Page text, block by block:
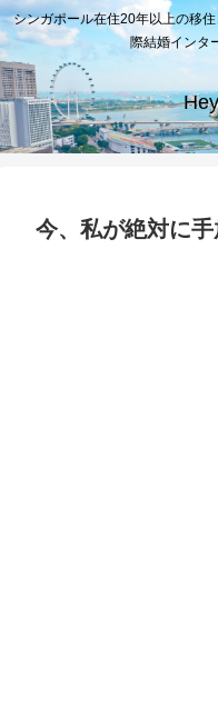
シンガポール在住20年以上の移
際結婚インタ
今、私が絶対に手